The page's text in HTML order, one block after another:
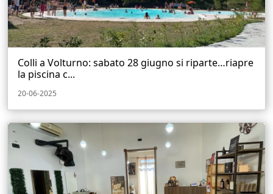
Colli a Volturno: sabato 28 giugno si riparte…riapre
la piscina c...
20-06-2025